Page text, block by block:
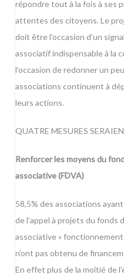
répondre tout à la fois à ses
attentes des citoyens. Le
doit être l’occasion d’un
associatif indispensable à la
l’occasion de redonner un
associations continuent à
leurs actions.
QUATRE MESURES
Renforcer les moyens du
associative (FDVA)
58,5% des associations
de l’appel à projets du fonds
associative «
n’ont pas obtenu de
En effet plus de la moitié de